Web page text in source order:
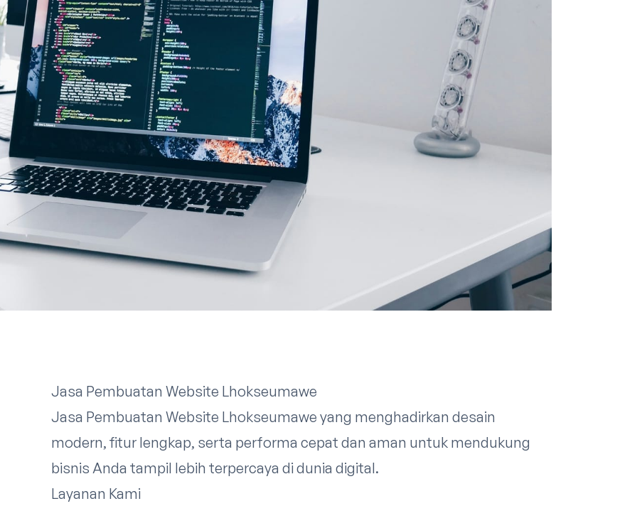
Jasa Pembuatan Website Lhokseumawe
Jasa Pembuatan Website Lhokseumawe yang menghadirkan desain
modern, fitur lengkap, serta performa cepat dan aman untuk mendukung
bisnis Anda tampil lebih terpercaya di dunia digital.
Layanan Kami